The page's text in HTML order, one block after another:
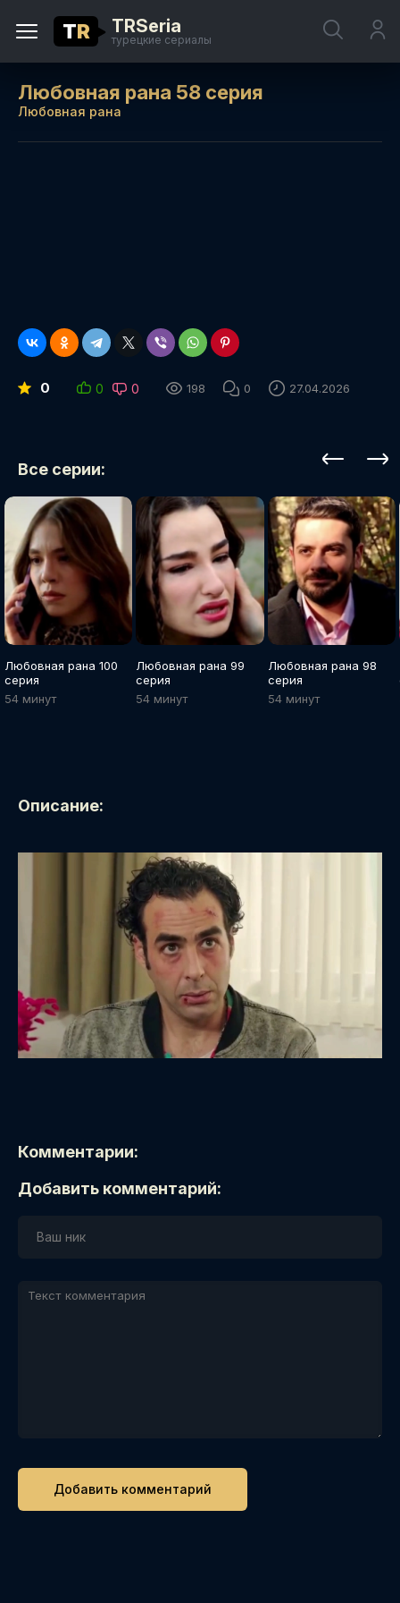
TR TRSeria
турецкие сериалы
Любовная рана 58 серия
Любовная рана
0 0 0 198 0 27.04.2026
Все серии:
Любовная рана 100
серия
54 минут
Любовная рана 99
серия
54 минут
Любовная рана 98
серия
54 минут
Описание:
Комментарии:
Добавить комментарий: